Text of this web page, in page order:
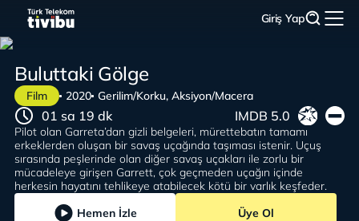
Giriş Yap
Film 2020 Gerilim/Korku, Aksiyon/Macera
Buluttaki Gölge
Pilot olan Garreta’dan gizli belgeleri, mürettebatın tamamı
erkeklerden oluşan bir savaş uçağında taşıması istenir. Uçuş
sırasında peşlerinde olan diğer savaş uçakları ile zorlu bir
mücadeleye girişen Garrett, çok geçmeden uçağın içinde
herkesin hayatını tehlikeye atabilecek kötü bir varlık keşfeder.
01 sa 19 dk IMDB 5.0
Hemen İzle Üye Ol